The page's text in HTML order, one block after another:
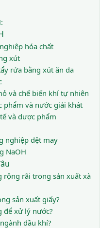
hóa chất
xút
rửa bằng xút ăn da
và chế biến khí tự nhiên
phẩm và nước giải khát
và dược phẩm
nghiệp dệt may
NaOH
rộng rãi trong sản xuất xà
sản xuất giấy?
để xử lý nước?
dầu khí?